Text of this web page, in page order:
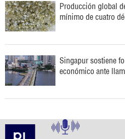
Producción global
mínimo de cuatro
Singapur sostiene
económico ante